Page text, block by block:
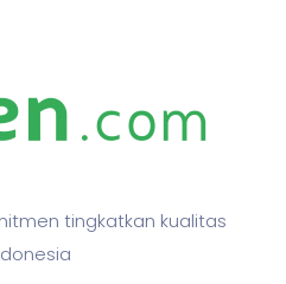
tingkatkan kualitas